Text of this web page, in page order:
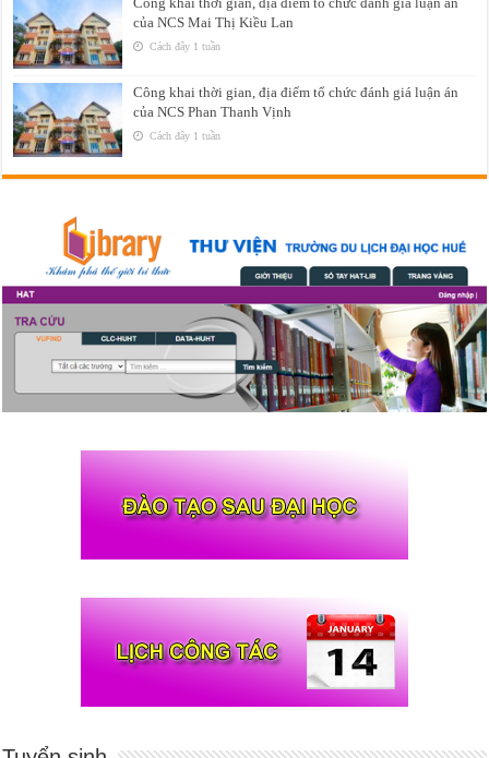
của NCS Mai Thị Kiều Lan
Cách đây 1 tuần
Công khai thời gian, địa điểm tổ chức đánh giá luận án
của NCS Phan Thanh Vịnh
Cách đây 1 tuần